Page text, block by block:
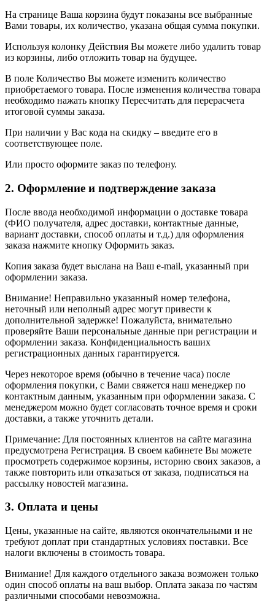
На странице Ваша корзина будут показаны все выбранные
Вами товары, их количество, указана общая сумма покупки.
Используя колонку Действия Вы можете либо удалить товар
из корзины, либо отложить товар на будущее.
В поле Количество Вы можете изменить количество
приобретаемого товара. После изменения количества товара
необходимо нажать кнопку Пересчитать для перерасчета
итоговой суммы заказа.
При наличии у Вас кода на скидку – введите его в
соответствующее поле.
Или просто оформите заказ по телефону.
2. Оформление и подтверждение заказа
После ввода необходимой информации о доставке товара
(ФИО получателя, адрес доставки, контактные данные,
вариант доставки, способ оплаты и т.д.) для оформления
заказа нажмите кнопку Оформить заказ.
Копия заказа будет выслана на Ваш e-mail, указанный при
оформлении заказа.
Внимание! Неправильно указанный номер телефона,
неточный или неполный адрес могут привести к
дополнительной задержке! Пожалуйста, внимательно
проверяйте Ваши персональные данные при регистрации и
оформлении заказа. Конфиденциальность ваших
регистрационных данных гарантируется.
Через некоторое время (обычно в течение часа) после
оформления покупки, с Вами свяжется наш менеджер по
контактным данным, указанным при оформлении заказа. С
менеджером можно будет согласовать точное время и сроки
доставки, а также уточнить детали.
Примечание: Для постоянных клиентов на сайте магазина
предусмотрена Регистрация. В своем кабинете Вы можете
просмотреть содержимое корзины, историю своих заказов, а
также повторить или отказаться от заказа, подписаться на
рассылку новостей магазина.
3. Оплата и цены
Цены, указанные на сайте, являются окончательными и не
требуют доплат при стандартных условиях поставки. Все
налоги включены в стоимость товара.
Внимание! Для каждого отдельного заказа возможен только
один способ оплаты на ваш выбор. Оплата заказа по частям
различными способами невозможна.